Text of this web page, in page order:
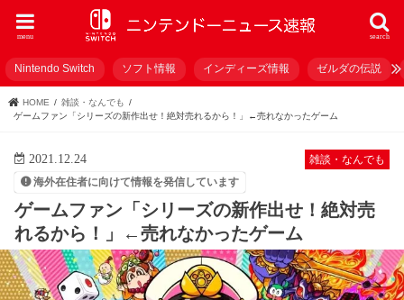
search
menu
Nintendo Switch ソフト情報 インディーズ情報 ゼルダの伝説
HOME
雑談・なんでも
ゲームファン「シリーズの新作出せ！絶対売れるから！」←売れなかったゲーム
雑談・なんでも
2021.12.24
海外在住者に向けて情報を発信しています
ゲームファン「シリーズの新作出せ！絶対売
れるから！」←売れなかったゲーム